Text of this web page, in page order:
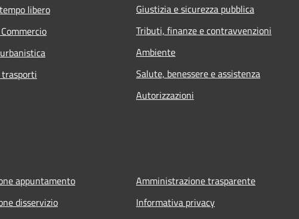
libero
Giustizia e sicurezza pubblica
Tributi, finanze e contravvenzioni
Ambiente
Salute, benessere e assistenza
Autorizzazioni
appuntamento
disservizio
Amministrazione trasparente
Informativa privacy